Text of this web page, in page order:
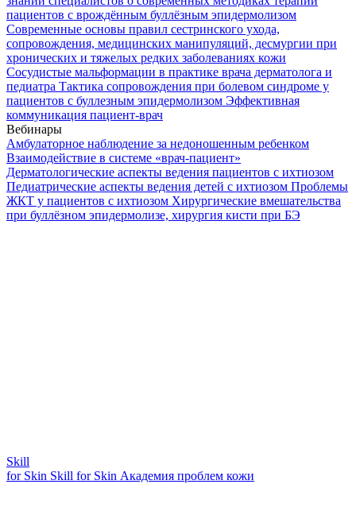
пациентов с врождённым буллёзным эпидермолизом
Современные основы правил сестринского ухода,
сопровождения, медицинских манипуляций, десмургии при
хронических и тяжелых редких заболеваниях кожи
Сосудистые мальформации в практике врача дерматолога и
педиатра Тактика сопровождения при болевом синдроме у
пациентов с буллезным эпидермолизом Эффективная
коммуникация пациент-врач
Вебинары
Амбулаторное наблюдение за недоношенным ребенком
Взаимодействие в системе «врач-пациент»
Дерматологические аспекты ведения пациентов с ихтиозом
Педиатрические аспекты ведения детей с ихтиозом Проблемы
ЖКТ у пациентов с ихтиозом Хирургические вмешательства
при буллёзном эпидермолизе, хирургия кисти при БЭ
Skill
for Skin Skill for Skin Академия проблем кожи